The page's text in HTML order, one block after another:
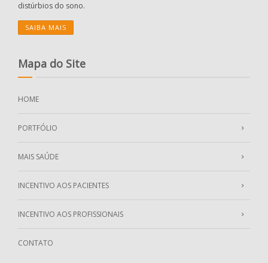
distúrbios do sono.
SAIBA MAIS
Mapa do Site
HOME
PORTFÓLIO
MAIS SAÚDE
INCENTIVO AOS PACIENTES
INCENTIVO AOS PROFISSIONAIS
CONTATO